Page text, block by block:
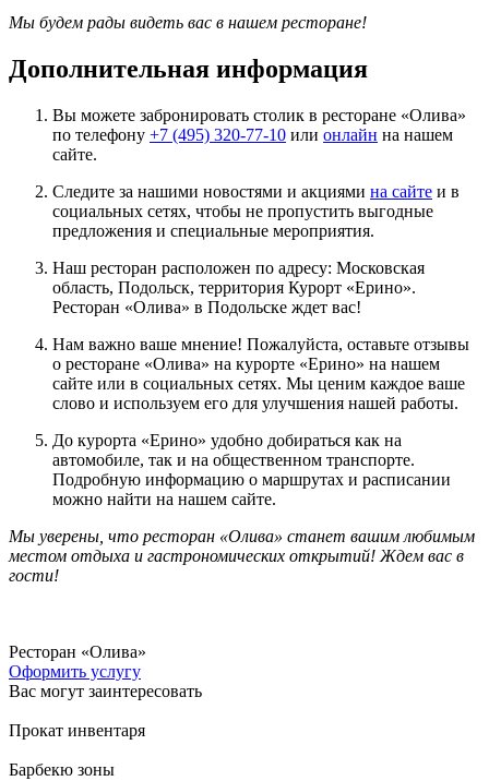
Мы будем рады видеть вас в нашем ресторане!
Дополнительная информация
Вы можете забронировать столик в ресторане «Олива»
по телефону +7 (495) 320-77-10 или онлайн на нашем
сайте.
Следите за нашими новостями и акциями на сайте и в
социальных сетях, чтобы не пропустить выгодные
предложения и специальные мероприятия.
Наш ресторан расположен по адресу: Московская
область, Подольск, территория Курорт «Ерино».
Ресторан «Олива» в Подольске ждет вас!
Нам важно ваше мнение! Пожалуйста, оставьте отзывы
о ресторане «Олива» на курорте «Ерино» на нашем
сайте или в социальных сетях. Мы ценим каждое ваше
слово и используем его для улучшения нашей работы.
До курорта «Ерино» удобно добираться как на
автомобиле, так и на общественном транспорте.
Подробную информацию о маршрутах и расписании
можно найти на нашем сайте.
Мы уверены, что ресторан «Олива» станет вашим любимым
местом отдыха и гастрономических открытий! Ждем вас в
гости!
Ресторан «Олива»
Оформить услугу
Вас могут заинтересовать
Прокат инвентаря
Барбекю зоны